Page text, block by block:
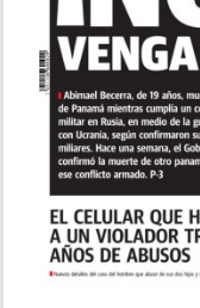
06,
2026
Perez
Hilton,
trasladado
a
un